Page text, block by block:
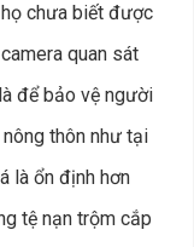
chưa biết được
quan sát
để bảo vệ người
nông thôn như tại
là ổn định hơn
tệ nạn trộm cắp